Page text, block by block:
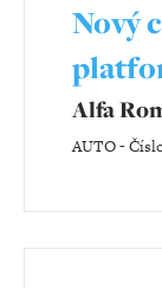
Nový
Alfa
AUTO-